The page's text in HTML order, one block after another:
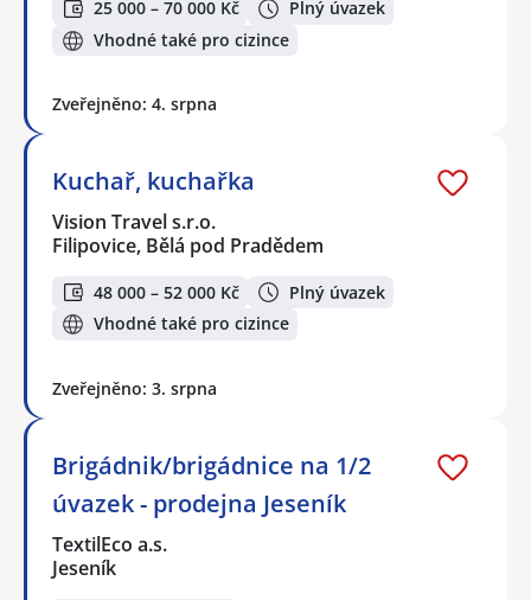
25 000 – 70 000 Kč
Plný úvazek
Vhodné také pro cizince
Zveřejněno: 4. srpna
Kuchař, kuchařka
Vision Travel s.r.o.
Filipovice, Bělá pod Pradědem
48 000 – 52 000 Kč
Plný úvazek
Vhodné také pro cizince
Zveřejněno: 3. srpna
Brigádnik/brigádnice na 1/2
úvazek - prodejna Jeseník
TextilEco a.s.
Jeseník